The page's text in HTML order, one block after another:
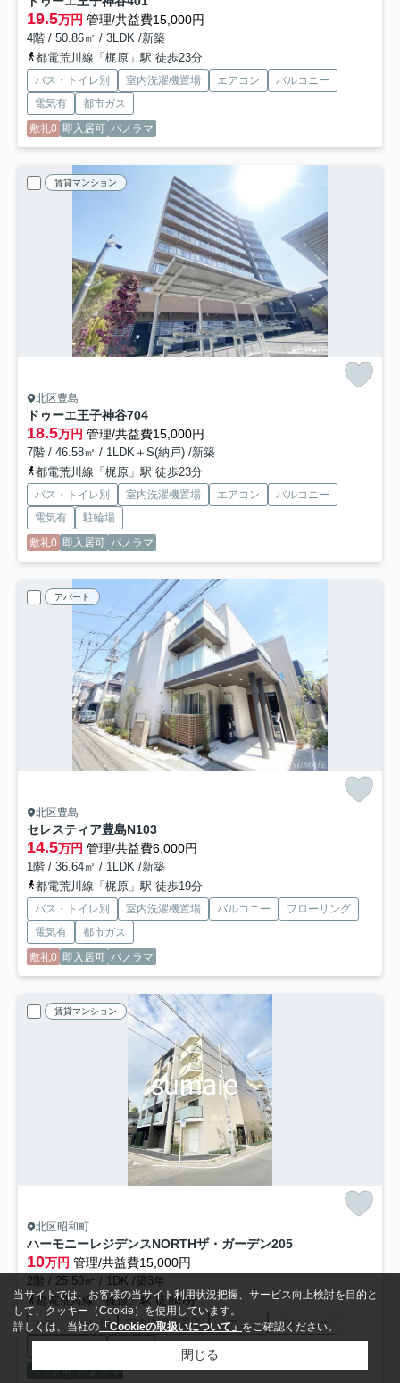
19.5万円 管理/共益費15,000円
4階 / 50.86㎡ / 3LDK /新築
都電荒川線「梶原」駅 徒歩23分
バス・トイレ別 室内洗濯機置場 エアコン
バルコニー
電気有
都市ガス
敷礼0 即入居可 パノラマ
賃貸マンション
北区豊島
ドゥーエ王子神谷704
18.5万円 管理/共益費15,000円
7階 / 46.58㎡ / 1LDK＋S(納戸) /新築
都電荒川線「梶原」駅 徒歩23分
バス・トイレ別 室内洗濯機置場 エアコン
バルコニー
電気有
駐輪場
敷礼0 即入居可 パノラマ
アパート
北区豊島
セレスティア豊島N103
14.5万円 管理/共益費6,000円
1階 / 36.64㎡ / 1LDK /新築
都電荒川線「梶原」駅 徒歩19分
バス・トイレ別 室内洗濯機置場 バルコニー
フローリング
電気有
都市ガス
敷礼0 即入居可 パノラマ
賃貸マンション
北区昭和町
ハーモニーレジデンスNORTHザ・ガーデン205
10万円 管理/共益費15,000円
2階 / 25.50㎡ / 1DK /築3年
都電荒川線「梶原」駅 徒歩5分
バス・トイレ別 室内洗濯機置場 エアコン
バルコニー
ペット可 パノラマ
当サイトでは、お客様の当サイト利用状況把握、サービス向上検討を目的と
して、クッキー（Cookie）を使用しています。
詳しくは、当社の 「Cookieの取扱いについて」 をご確認ください。
閉じる